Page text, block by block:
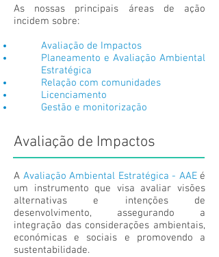
As nossas principais áreas de ação
incidem sobre:
Avaliação de Impactos
Planeamento e Avaliação Ambiental
Estratégica
Relação com comunidades
Licenciamento
Gestão e monitorização
Avaliação de Impactos
A Avaliação Ambiental Estratégica - AAEé
um instrumento que visa avaliar visões
alternativas e intenções de
desenvolvimento, assegurando a
integração das considerações ambientais,
económicas e sociais e promovendo a
sustentabilidade.